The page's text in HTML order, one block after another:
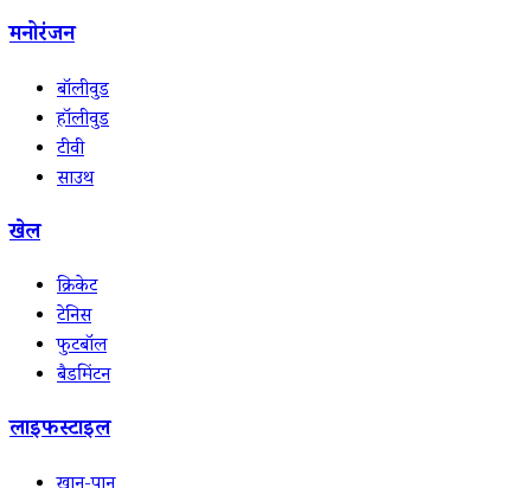
मनोरंजन
बॉलीवुड
हॉलीवुड
टीवी
साउथ
खेल
क्रिकेट
टेनिस
फुटबॉल
बैडमिंटन
लाइफस्टाइल